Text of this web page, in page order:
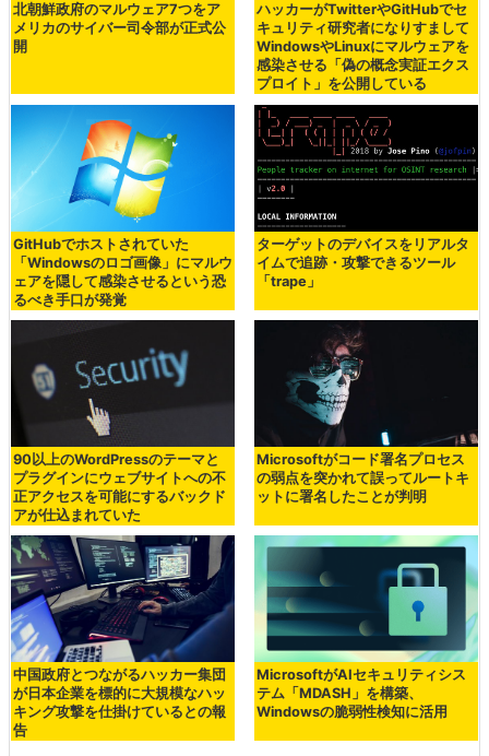
北朝鮮政府のマルウェア7つをア
メリカのサイバー司令部が正式公
開
ハッカーがTwitterやGitHubでセ
キュリティ研究者になりすまして
WindowsやLinuxにマルウェアを
感染させる「偽の概念実証エクス
プロイト」を公開している
GitHubでホストされていた
「Windowsのロゴ画像」にマルウ
ェアを隠して感染させるという恐
るべき手口が発覚
ターゲットのデバイスをリアルタ
イムで追跡・攻撃できるツール
「trape」
90以上のWordPressのテーマと
プラグインにウェブサイトへの不
正アクセスを可能にするバックド
アが仕込まれていた
Microsoftがコード署名プロセス
の弱点を突かれて誤ってルートキ
ットに署名したことが判明
中国政府とつながるハッカー集団
が日本企業を標的に大規模なハッ
キング攻撃を仕掛けているとの報
告
MicrosoftがAIセキュリティシス
テム「MDASH」を構築、
Windowsの脆弱性検知に活用